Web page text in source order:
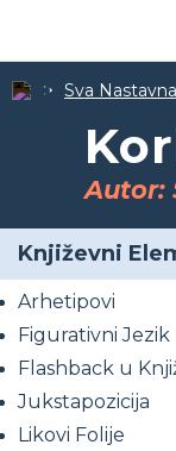
Sva
Autor:
Književni
Arhetipovi
Figurativni Jezik
Flashback u
Jukstapozicija
Likovi Folije